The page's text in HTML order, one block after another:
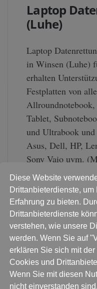
Laptop
(Luhe)
Laptop
in Winsen (Luhe)
erhalten
Festplatten von
Tablet,
und Ultrabook
Asus, Dell, HP,
Sony Vaio uvm.
Datenrettung für
Macbook …
WEITERLESEN
3
Diese Website
Drittanbieterdienste,
Erfahrung zu bieten.
Drittanbieterdienste
verstehen, wie unsere
werden. Wenn Sie auf
erklären Sie sich mit
Cookies und
Wenn Sie mit diesen
nicht einverstanden